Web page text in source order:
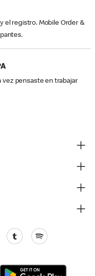
el registro. Mobile Order &
vez pensaste en trabajar